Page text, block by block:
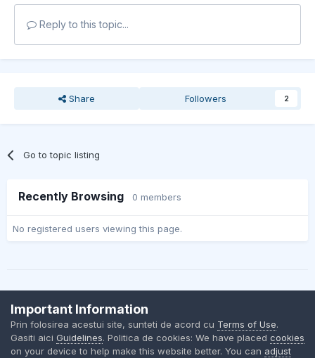
Reply to this topic...
Share Followers 2
Go to topic listing
Recently Browsing 0 members
No registered users viewing this page.
Contact Us
BMW Club Romania
Powered by Invision Community
Important Information
Prin folosirea acestui site, sunteti de acord cu Terms of Use.
Gasiti aici Guidelines. Politica de cookies: We have placed cookies
on your device to help make this website better. You can adjust